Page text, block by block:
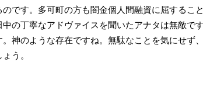
のです。多可町の方も闇金個人間融資に屈するこ
中の丁寧なアドヴァイスを聞いたアナタは無敵で
。神のような存在ですね。無駄なことを気にせず
ょう。